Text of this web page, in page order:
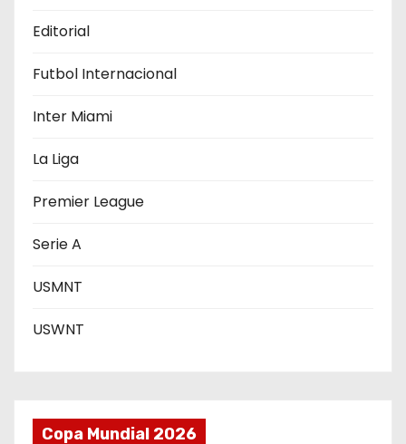
r
a
d
a
s
Editorial
Futbol Internacional
Inter Miami
La Liga
Premier League
Serie A
USMNT
USWNT
Copa Mundial 2026